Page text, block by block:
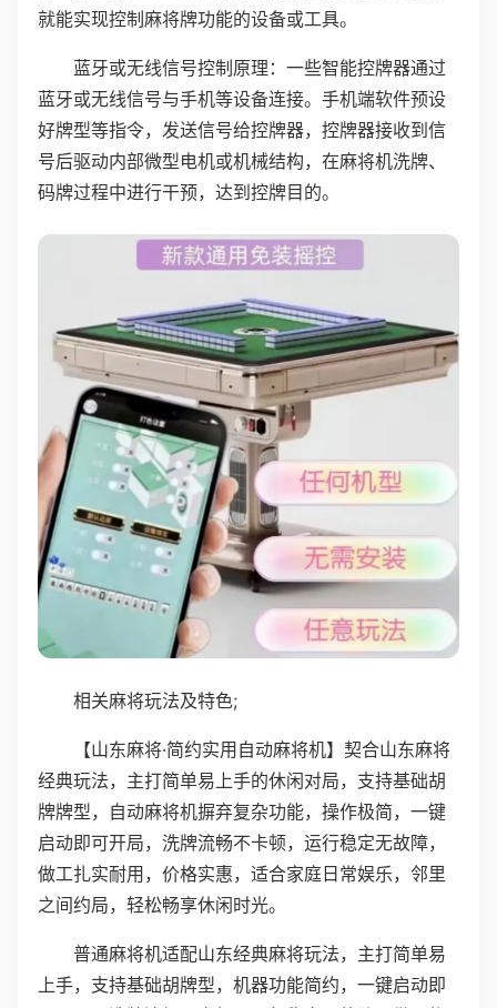
就能实现控制麻将牌功能的设备或工具。
蓝牙或无线信号控制原理：一些智能控牌器通过
蓝牙或无线信号与手机等设备连接。手机端软件预设
好牌型等指令，发送信号给控牌器，控牌器接收到信
号后驱动内部微型电机或机械结构，在麻将机洗牌、
码牌过程中进行干预，达到控牌目的。
相关麻将玩法及特色;
【山东麻将·简约实用自动麻将机】契合山东麻将
经典玩法，主打简单易上手的休闲对局，支持基础胡
牌牌型，自动麻将机摒弃复杂功能，操作极简，一键
启动即可开局，洗牌流畅不卡顿，运行稳定无故障，
做工扎实耐用，价格实惠，适合家庭日常娱乐，邻里
之间约局，轻松畅享休闲时光。
普通麻将机适配山东经典麻将玩法，主打简单易
上手，支持基础胡牌型，机器功能简约，一键启动即